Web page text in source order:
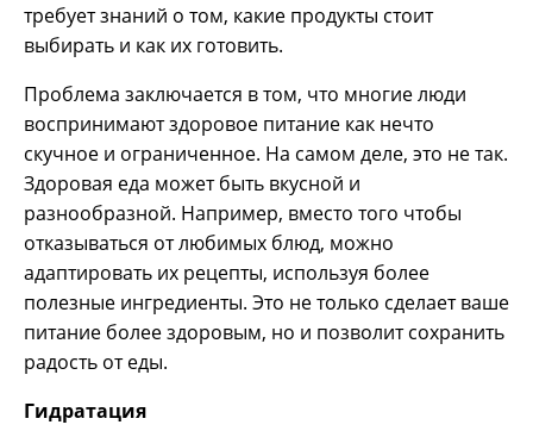
требует знаний о том, какие продукты стоит
выбирать и как их готовить.
Проблема заключается в том, что многие люди
воспринимают здоровое питание как нечто
скучное и ограниченное. На самом деле, это не так.
Здоровая еда может быть вкусной и
разнообразной. Например, вместо того чтобы
отказываться от любимых блюд, можно
адаптировать их рецепты, используя более
полезные ингредиенты. Это не только сделает ваше
питание более здоровым, но и позволит сохранить
радость от еды.
Гидратация